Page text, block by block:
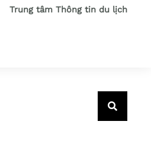
Trung tâm Thông tin du lịch